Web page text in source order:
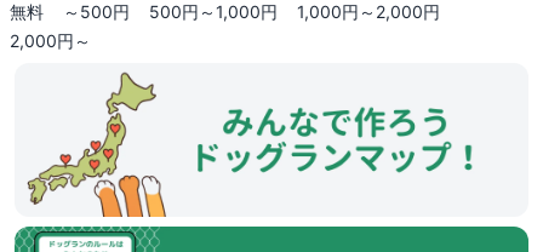
無料 ～500円 500円～1,000円
1,000円～2,000円
2,000円～